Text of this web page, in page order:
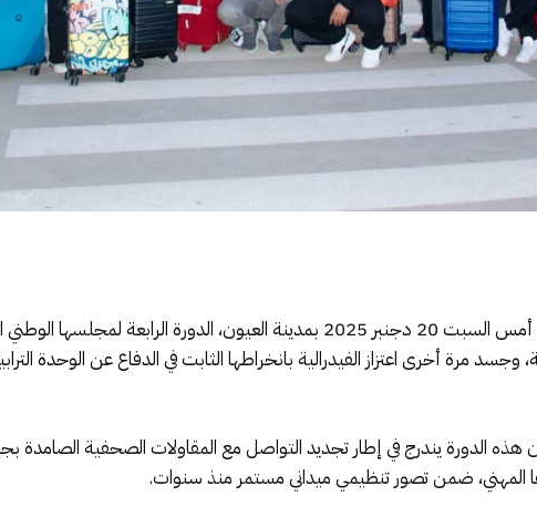
عقدت الفيدرالية المغربية لناشري الصحف، يوم أمس السبت 20 دجنبر 2025 بمدينة
مرة أخرى اعتزاز الفيدرالية بانخراطها الثابت في الدفاع عن الوحدة
الدورة يندرج في إطار تجديد التواصل مع المقاولات الصحفية الصامدة
المهني، ضمن تصور تنظيمي ميداني مستمر منذ سنوات.